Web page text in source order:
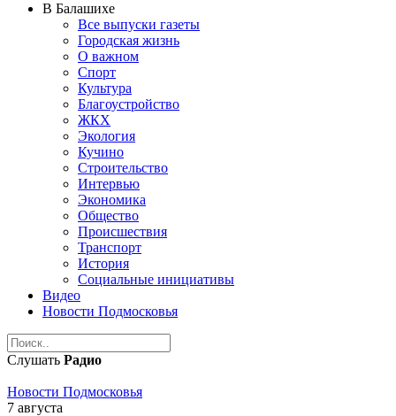
В Балашихе
Все выпуски газеты
Городская жизнь
О важном
Спорт
Культура
Благоустройство
ЖКХ
Экология
Кучино
Строительство
Интервью
Экономика
Общество
Происшествия
Транспорт
История
Социальные инициативы
Видео
Новости Подмосковья
Слушать Радио
Новости Подмосковья
7 августа